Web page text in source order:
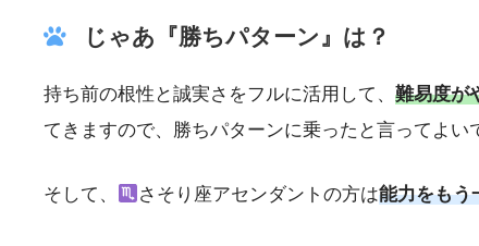
じゃあ『勝ちパターン』は？
持ち前の根性と誠実さをフルに活用して、 難易度が
てきますので、勝ちパターンに乗ったと言ってよい
そして、 さそり座アセンダントの方は能力をもう